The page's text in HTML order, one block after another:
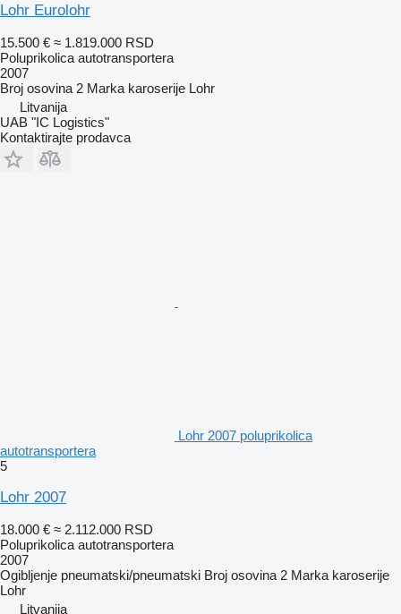
Lohr Eurolohr
15.500 € ≈ 1.819.000 RSD
Poluprikolica autotransportera
2007
Broj osovina 2 Marka karoserije Lohr
Litvanija
UAB "IC Logistics"
Kontaktirajte prodavca
Lohr 2007 poluprikolica
autotransportera
5
Lohr 2007
18.000 € ≈ 2.112.000 RSD
Poluprikolica autotransportera
2007
Ogibljenje pneumatski/pneumatski Broj osovina 2 Marka karoserije
Lohr
Litvanija